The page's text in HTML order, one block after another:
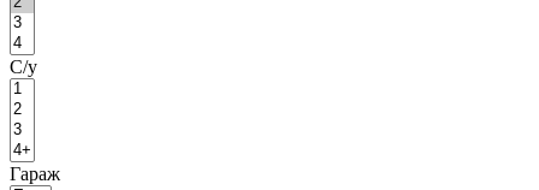
С/у
Гараж